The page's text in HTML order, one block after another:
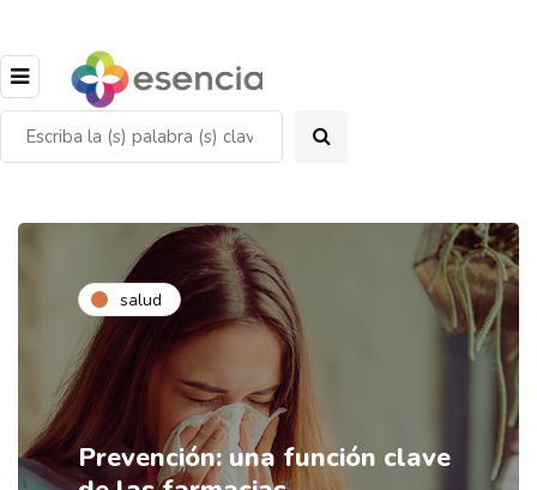
salud
Prevención: una función clave